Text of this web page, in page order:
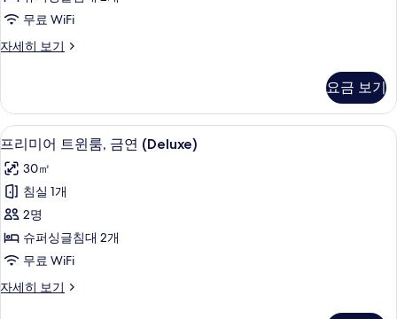
진
모
기
무료 WiFi
자세히 보기
룸,
Twin)
자
세
보
기
요금 보기
프
리
미
어
트
윈
금
프리미어 트윈룸, 금연 (Deluxe) | 객실
3
프리미어 트윈룸, 금연 (Deluxe)
30㎡
침실 1개
2명
슈퍼싱글침대 2개
무료 WiFi
자세히 보기
프